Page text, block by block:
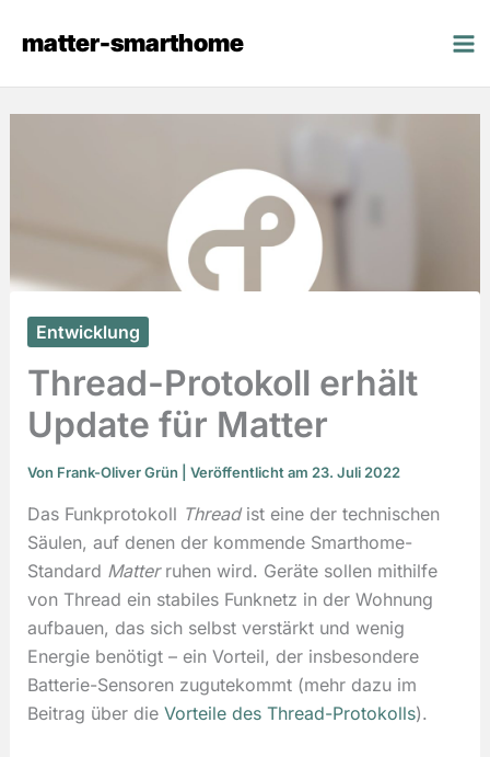
Inhaltmatter-smarthome
Entwicklung
Thread-Protokoll erhält
Update für Matter
Von Frank-Oliver Grün | Veröffentlicht am 23. Juli 2022
Das Funkprotokoll Threadist eine der technischen
Säulen, auf denen der kommende Smarthome-
Standard Matterruhen wird. Geräte sollen mithilfe
von Thread ein stabiles Funknetz in der Wohnung
aufbauen, das sich selbst verstärkt und wenig
Energie benötigt – ein Vorteil, der insbesondere
Batterie-Sensoren zugutekommt (mehr dazu im
Beitrag über die Vorteile des Thread-Protokolls).